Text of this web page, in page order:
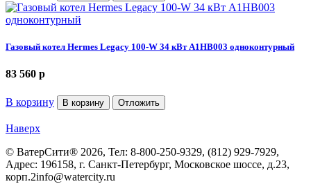
Газовый котел Hermes Legacy 100-W 34 кВт A1HB003 одноконтурный
83 560 p
В корзину В корзину Отложить
Наверх
© ВатерСити® 2026, Тел: 8-800-250-9329, (812) 929-7929,
Адрес: 196158, г. Санкт-Петербург, Московское шоссе, д.23,
корп.2info@watercity.ru